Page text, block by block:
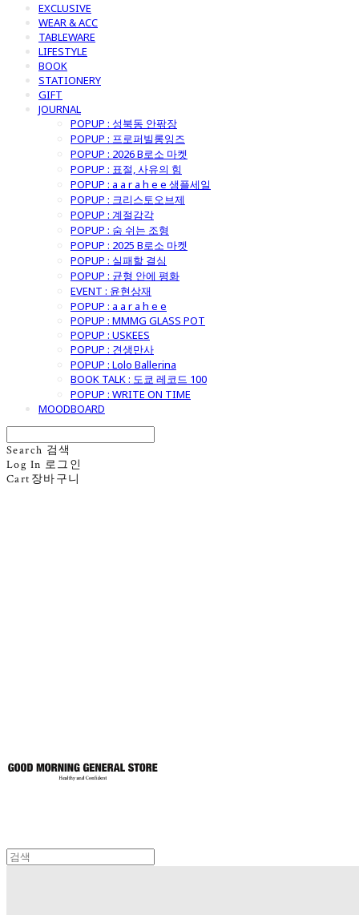
EXCLUSIVE
WEAR & ACC
TABLEWARE
LIFESTYLE
BOOK
STATIONERY
GIFT
JOURNAL
POPUP : 성북동 안팎장
POPUP : 프로퍼빌롱잉즈
POPUP : 2026 B로소 마켓
POPUP : 표절, 사유의 힘
POPUP : a a r a h e e 샘플세일
POPUP : 크리스토오브제
POPUP : 계절감각
POPUP : 숨 쉬는 조형
POPUP : 2025 B로소 마켓
POPUP : 실패할 결심
POPUP : 균형 안에 평화
EVENT : 윤현상재
POPUP : a a r a h e e
POPUP : MMMG GLASS POT
POPUP : USKEES
POPUP : 견생만사
POPUP : Lolo Ballerina
BOOK TALK : 도쿄 레코드 100
POPUP : WRITE ON TIME
MOODBOARD
Search 검색
Log In 로그인
Cart 장바구니